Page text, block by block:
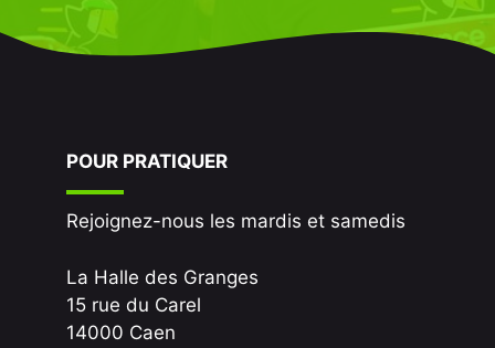
POUR PRATIQUER
Rejoignez-nous les mardis et samedis
La Halle des Granges
15 rue du Carel
14000 Caen